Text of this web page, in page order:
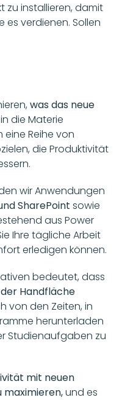
zu installieren, damit
es verdienen. Sollen
was das neue
die Materie
eine Reihe von
die Produktivität
wir Anwendungen
SharePoint sowie
aus Power
Ihre tägliche Arbeit
erledigen können.
bedeutet, dass
Handfläche
von den Zeiten, in
herunterladen
Studienaufgaben zu
mit neuen
maximieren, und es